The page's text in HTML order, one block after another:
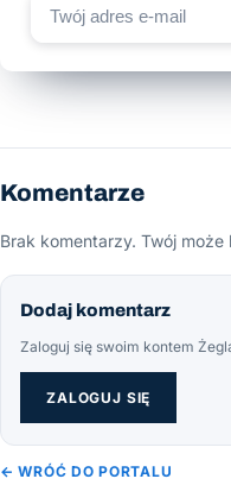
Komentarze
Brak komentarzy. Twój
Dodaj komentarz
Zaloguj się swoim kontem
ZALOGUJ SIĘ
← WRÓĆ DO PORTALU